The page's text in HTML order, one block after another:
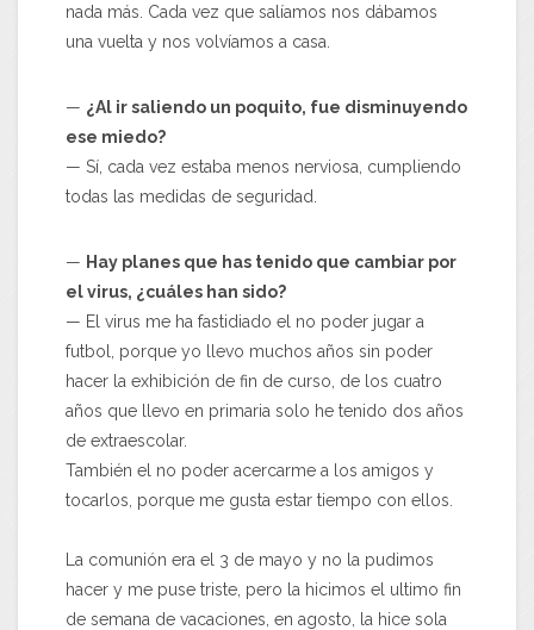
nada más. Cada vez que salíamos nos dábamos
una vuelta y nos volvíamos a casa.
— ¿Al ir saliendo un poquito, fue disminuyendo
ese miedo?
— Sí, cada vez estaba menos nerviosa, cumpliendo
todas las medidas de seguridad.
— Hay planes que has tenido que cambiar por
el virus, ¿cuáles han sido?
— El virus me ha fastidiado el no poder jugar a
futbol, porque yo llevo muchos años sin poder
hacer la exhibición de fin de curso, de los cuatro
años que llevo en primaria solo he tenido dos años
de extraescolar.
También el no poder acercarme a los amigos y
tocarlos, porque me gusta estar tiempo con ellos.
La comunión era el 3 de mayo y no la pudimos
hacer y me puse triste, pero la hicimos el ultimo fin
de semana de vacaciones, en agosto, la hice sola